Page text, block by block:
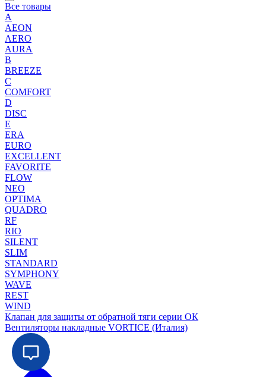
Все товары
A
AEON
AERO
AURA
B
BREEZE
C
COMFORT
D
DISC
E
ERA
EURO
EXCELLENT
FAVORITE
FLOW
NEO
OPTIMA
QUADRO
RF
RIO
SILENT
SLIM
STANDARD
SYMPHONY
WAVE
REST
WIND
Клапан для защиты от обратной тяги серии ОК
Вентиляторы накладные VORTICE (Италия)